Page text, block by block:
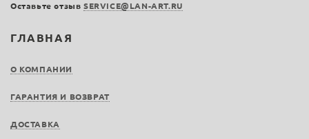
ГЛАВНАЯ
О КОМПАНИИ
ГАРАНТИЯ И ВОЗВРАТ
ДОСТАВКА
Оставьте отзыв SERVICE@LAN-ART.RU